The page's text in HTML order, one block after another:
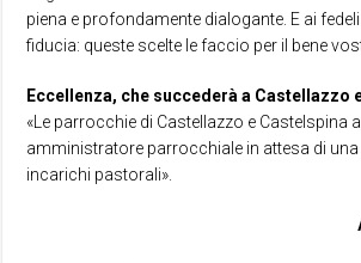
piena e profondamente dialogante. E ai
fiducia: queste scelte le faccio per il bene
Eccellenza, che succederà a Castellazzo
«Le parrocchie di Castellazzo e Castelspina
amministratore parrocchiale in attesa di una
incarichi pastorali».